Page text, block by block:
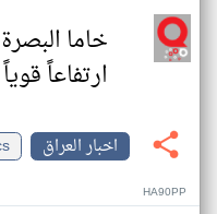
خاما
ارتفاعاً
اخبار العراق
HA90PP